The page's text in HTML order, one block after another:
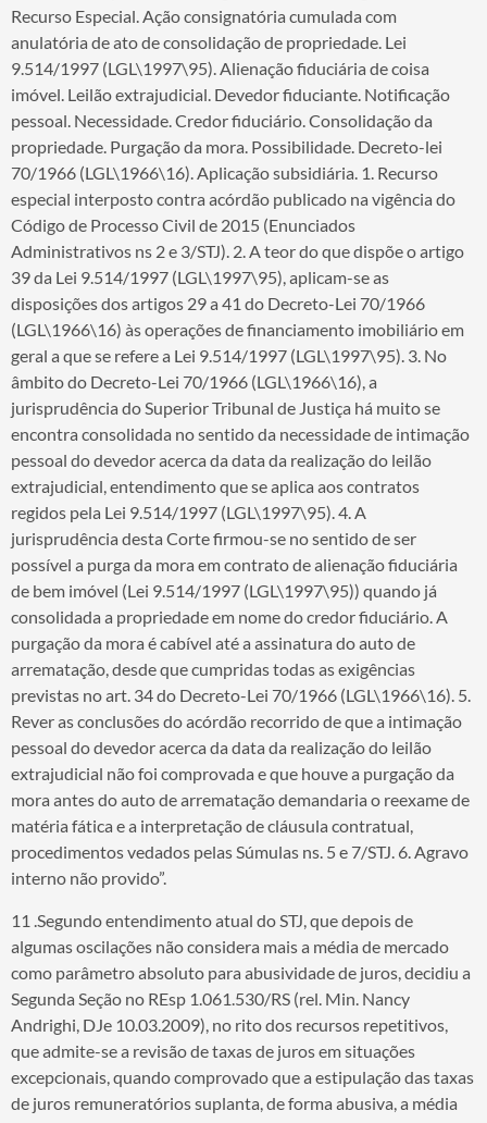
Recurso Especial. Ação consignatória cumulada com
anulatória de ato de consolidação de propriedade. Lei
9.514/1997 (LGL\1997\95). Alienação fiduciária de coisa
imóvel. Leilão extrajudicial. Devedor fiduciante. Notificação
pessoal. Necessidade. Credor fiduciário. Consolidação da
propriedade. Purgação da mora. Possibilidade. Decreto-lei
70/1966 (LGL\1966\16). Aplicação subsidiária. 1. Recurso
especial interposto contra acórdão publicado na vigência do
Código de Processo Civil de 2015 (Enunciados
Administrativos ns 2 e 3/STJ). 2. A teor do que dispõe o artigo
39 da Lei 9.514/1997 (LGL\1997\95), aplicam-se as
disposições dos artigos 29 a 41 do Decreto-Lei 70/1966
(LGL\1966\16) às operações de financiamento imobiliário em
geral a que se refere a Lei 9.514/1997 (LGL\1997\95). 3. No
âmbito do Decreto-Lei 70/1966 (LGL\1966\16), a
jurisprudência do Superior Tribunal de Justiça há muito se
encontra consolidada no sentido da necessidade de intimação
pessoal do devedor acerca da data da realização do leilão
extrajudicial, entendimento que se aplica aos contratos
regidos pela Lei 9.514/1997 (LGL\1997\95). 4. A
jurisprudência desta Corte firmou-se no sentido de ser
possível a purga da mora em contrato de alienação fiduciária
de bem imóvel (Lei 9.514/1997 (LGL\1997\95)) quando já
consolidada a propriedade em nome do credor fiduciário. A
purgação da mora é cabível até a assinatura do auto de
arrematação, desde que cumpridas todas as exigências
previstas no art. 34 do Decreto-Lei 70/1966 (LGL\1966\16). 5.
Rever as conclusões do acórdão recorrido de que a intimação
pessoal do devedor acerca da data da realização do leilão
extrajudicial não foi comprovada e que houve a purgação da
mora antes do auto de arrematação demandaria o reexame de
matéria fática e a interpretação de cláusula contratual,
procedimentos vedados pelas Súmulas ns. 5 e 7/STJ. 6. Agravo
interno não provido”.
11 .Segundo entendimento atual do STJ, que depois de
algumas oscilações não considera mais a média de mercado
como parâmetro absoluto para abusividade de juros, decidiu a
Segunda Seção no REsp 1.061.530/RS (rel. Min. Nancy
Andrighi, DJe 10.03.2009), no rito dos recursos repetitivos,
que admite-se a revisão de taxas de juros em situações
excepcionais, quando comprovado que a estipulação das taxas
de juros remuneratórios suplanta, de forma abusiva, a média